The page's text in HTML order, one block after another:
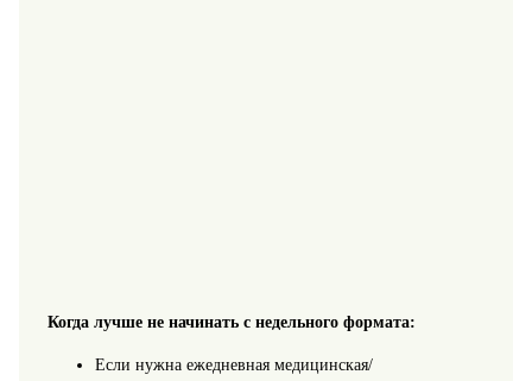
Когда лучше не начинать с недельного формата:
Если нужна ежедневная медицинская/